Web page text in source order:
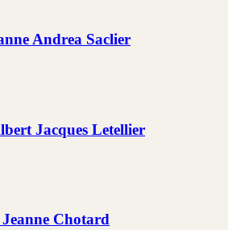
Andrea Saclier
Jacques Letellier
Chotard